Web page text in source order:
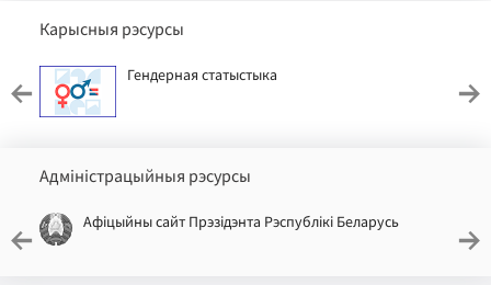
Карысныя рэсурсы
Гендерная статыстыка
Адміністрацыйныя рэсурсы
Афіцыйны сайт Прэзідэнта Рэспублікі Беларусь